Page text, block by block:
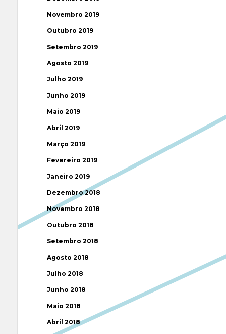
Novembro 2019
Outubro 2019
Setembro 2019
Agosto 2019
Julho 2019
Junho 2019
Maio 2019
Abril 2019
Março 2019
Fevereiro 2019
Janeiro 2019
Dezembro 2018
Novembro 2018
Outubro 2018
Setembro 2018
Agosto 2018
Julho 2018
Junho 2018
Maio 2018
Abril 2018